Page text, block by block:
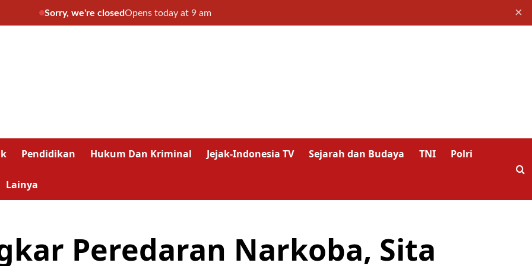
Sorry, we're closedOpens today at 9 am ×
Pendidikan Hukum Dan Kriminal Jejak-Indonesia TV Sejarah dan Budaya TNI Polri
Lainya
Peredaran Narkoba, Sita